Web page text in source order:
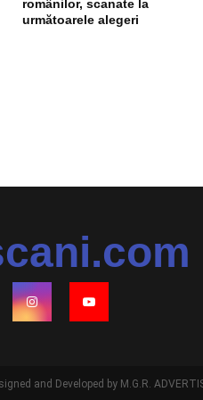
românilor, scanate la
următoarele alegeri
and Developed by M.G.R.